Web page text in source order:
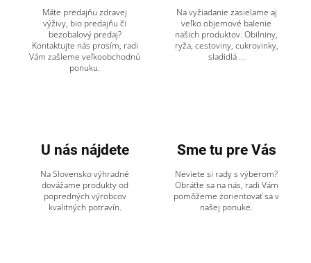
Máte predajňu zdravej
výživy, bio predajňu či
bezobalový predaj?
Kontaktujte nás prosím, radi
Vám zašleme veľkoobchodnú
ponuku.
Na vyžiadanie zasielame aj
veľko objemové balenie
našich produktov. Obilniny,
ryža, cestoviny, cukrovinky,
sladidlá ...
U nás nájdete
Na Slovensko výhradné
dovážame produkty od
popredných výrobcov
kvalitných potravín.
Sme tu pre Vás
Neviete si rady s výberom?
Obráťte sa na nás, radi Vám
pomôžeme zorientovať sa v
našej ponuke.